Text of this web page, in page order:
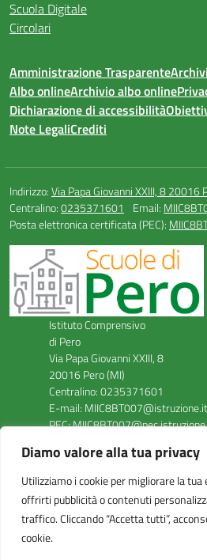
Diamo valore alla tua privacy
Utilizziamo i cookie per migliorare la
offrirti pubblicità o contenuti
traffico. Cliccando “Accetta tutti”,
cookie.
Scuola Digitale
Circolari
Amministrazione Trasparente
Albo onlineArchivio albo online
Dichiarazione di accessibilità
Note LegaliCrediti
Indirizzo:Via Papa Giovanni XXIII, 8 20016
Centralino:0235371601 Email:
Posta elettronica certificata (PEC):
Istituto Comprensivo
di Pero
Via Papa Giovanni XXIII, 8
20016 Pero (MI)
Centralino: 0235371601
E-mail: MIIC8BT007@istruzione.it
PEC:
Codice Fiscale: 93527220151
FAX: 0235371619